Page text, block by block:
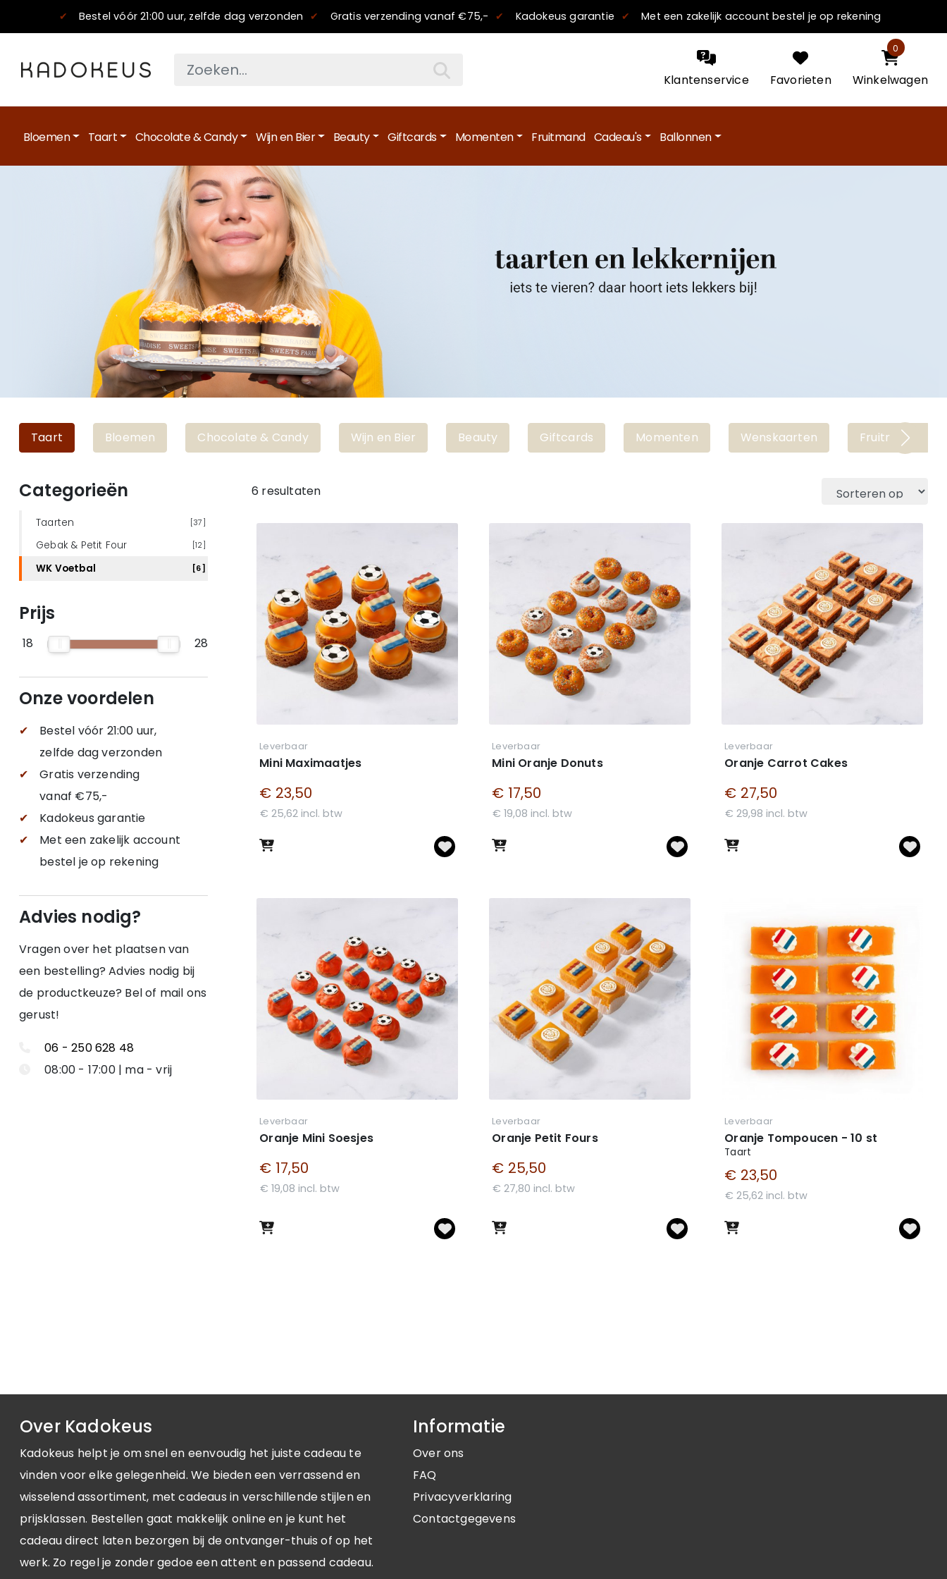
✔ Bestel vóór 21:00 uur, zelfde dag verzonden ✔ Gratis verzendingvanaf €75,- ✔ Kadokeus garantie ✔ Met een zakelijk account bestel je op rekening
Klantenservice Favorieten
0
Winkelwagen
Bloemen Taart Chocolate & Candy Wijn en Bier Beauty Giftcards Momenten Fruitmand Cadeau's Ballonnen
Taart Bloemen Chocolate & Candy Wijn en Bier Beauty Giftcards Momenten Wenskaarten Fruitmand
Categorieën
Taarten [37]
Gebak & Petit Four [12]
WK Voetbal [6]
Prijs
18 28
Onze voordelen
✔
Bestel vóór 21:00 uur,
zelfde dag verzonden
✔
Gratis verzending
vanaf €75,-
✔
Kadokeus garantie
✔
Met een zakelijk account
bestel je op rekening
Advies nodig?
Vragen over het plaatsen van
een bestelling? Advies nodig bij
de productkeuze? Bel of mail ons
gerust!
06 - 250 628 48
08:00 - 17:00 | ma - vrij
6 resultaten
Leverbaar
Mini Maximaatjes
€ 23,50
€ 25,62 incl. btw
Leverbaar
Mini Oranje Donuts
€ 17,50
€ 19,08 incl. btw
Leverbaar
Oranje Carrot Cakes
€ 27,50
€ 29,98 incl. btw
Leverbaar
Oranje Mini Soesjes
€ 17,50
€ 19,08 incl. btw
Leverbaar
Oranje Petit Fours
€ 25,50
€ 27,80 incl. btw
Leverbaar
Oranje Tompoucen - 10 st
Taart
€ 23,50
€ 25,62 incl. btw
Over Kadokeus
Kadokeus helpt je om snel en eenvoudig het juiste cadeau te
vinden voor elke gelegenheid. We bieden een verrassend en
wisselend assortiment, met cadeaus in verschillende stijlen en
prijsklassen. Bestellen gaat makkelijk online en je kunt het
cadeau direct laten bezorgen bij de ontvanger-thuis of op het
werk. Zo regel je zonder gedoe een attent en passend cadeau.
Informatie
Over ons
FAQ
Privacyverklaring
Contactgegevens